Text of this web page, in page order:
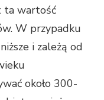
ta wartość
W przypadku
i zależą od
około 300-